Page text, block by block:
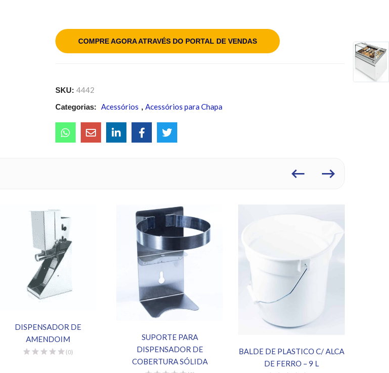
COMPRE AGORA ATRAVÉS DO PORTAL DE VENDAS
SKU: 4442
Categorias: Acessórios , Acessórios para Chapa
DISPENSADOR DE
AMENDOIM
(0)
SUPORTE PARA
DISPENSADOR DE
COBERTURA SÓLIDA
BALDE DE PLASTICO C/ ALCA
DE FERRO – 9 L